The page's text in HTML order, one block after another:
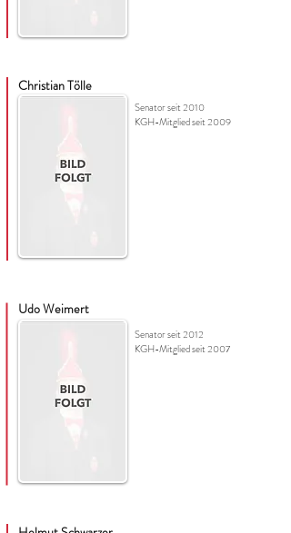
Christian Tölle
Senator seit 2010
KGH-Mitglied seit 2009
UdoWeimert
Senator seit 2012
KGH-Mitglied seit 2007